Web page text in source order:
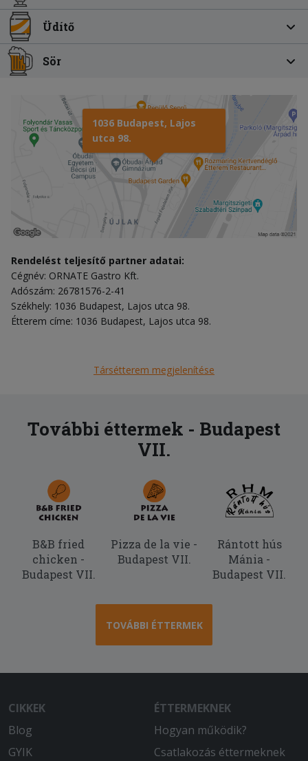
Üdítő
Sör
1036 Budapest, Lajos
utca 98.
Rendelést teljesítő partner adatai:
Cégnév: ORNATE Gastro Kft.
Adószám: 26781576-2-41
Székhely: 1036 Budapest, Lajos utca 98.
Étterem címe: 1036 Budapest, Lajos utca 98.
Társétterem megjelenítése
További éttermek - Budapest
VII.
B&B fried
chicken -
Budapest VII.
Pizza de la vie -
Budapest VII.
Rántott hús
Mánia -
Budapest VII.
TOVÁBBI ÉTTERMEK
CIKKEK
Blog
GYIK
ÉTTERMEKNEK
Hogyan működik?
Csatlakozás éttermeknek